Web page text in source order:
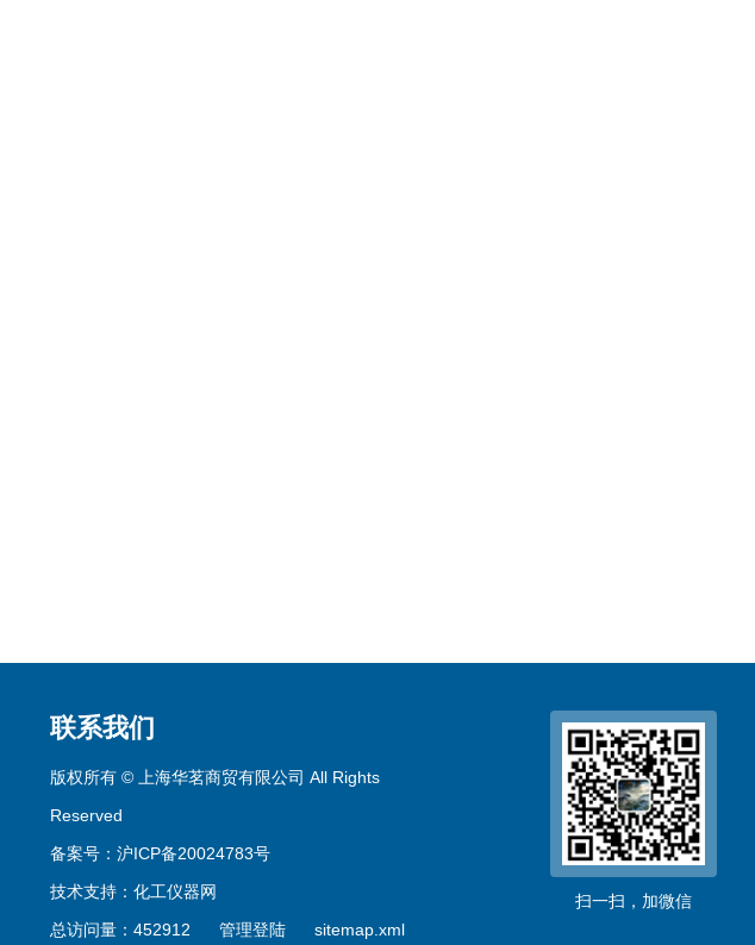
联系我们
版权所有 © 上海华茗商贸有限公司 All Rights
Reserved
备案号：沪ICP备20024783号
技术支持： 化工仪器网
总访问量：452912 管理登陆 sitemap.xml
扫一扫，加微信